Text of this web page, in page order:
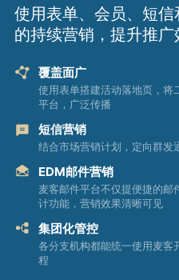
使用表单、会员、短
的持续营销，提升推广
覆盖面广
使用表单搭建活动落地页，将
平台，广泛传播
短信营销
结合市场营销计划，定向群发
EDM邮件营销
麦客邮件平台不仅提便捷的邮
计功能，营销效果清晰可见
集团化管控
各分支机构都能统一使用麦客
程